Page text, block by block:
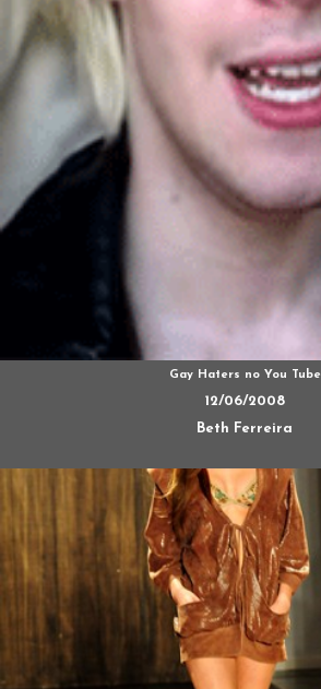
Gay Haters no You Tube
12/06/2008
Beth Ferreira